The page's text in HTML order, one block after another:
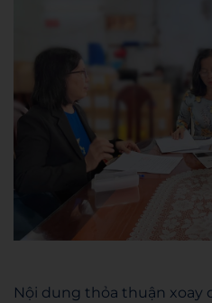
Nội dung thỏa thuận xoay